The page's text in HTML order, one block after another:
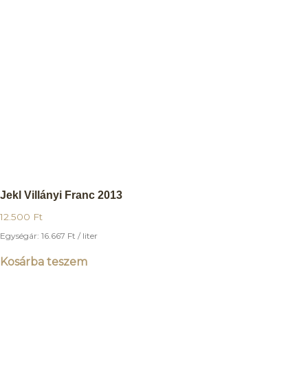
Jekl Villányi Franc 2013
12.500 Ft
Egységár: 16.667 Ft / liter
Kosárba teszem